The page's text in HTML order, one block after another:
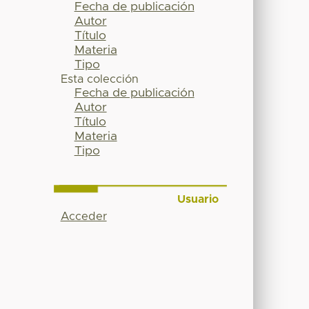
Fecha de publicación
Autor
Título
Materia
Tipo
Esta colección
Fecha de publicación
Autor
Título
Materia
Tipo
Usuario
Acceder